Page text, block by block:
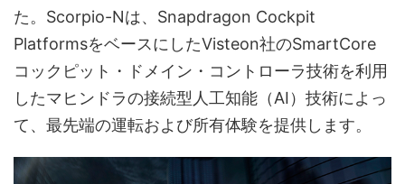
た。Scorpio-Nは、Snapdragon Cockpit
PlatformsをベースにしたVisteon社のSmartCore
コックピット・ドメイン・コントローラ技術を利用
したマヒンドラの接続型人工知能（AI）技術によっ
て、最先端の運転および所有体験を提供します。